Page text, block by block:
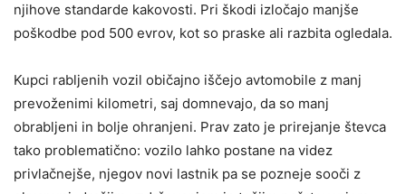
njihove standarde kakovosti. Pri škodi izločajo manjše
poškodbe pod 500 evrov, kot so praske ali razbita ogledala.
Kupci rabljenih vozil običajno iščejo avtomobile z manj
prevoženimi kilometri, saj domnevajo, da so manj
obrabljeni in bolje ohranjeni. Prav zato je prirejanje števca
tako problematično: vozilo lahko postane na videz
privlačnejše, njegov novi lastnik pa se pozneje sooči z